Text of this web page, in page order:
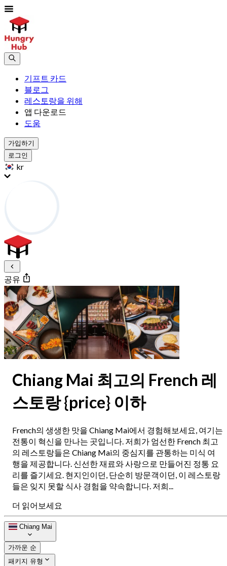
기프트 카드
블로그
레스토랑을 위해
앱 다운로드
도움
가입하기
로그인
kr
공유
Chiang Mai 최고의 French 레
스토랑 {price} 이하
French의 생생한 맛을 Chiang Mai에서 경험해보세요, 여기는
전통이 혁신을 만나는 곳입니다. 저희가 엄선한 French 최고
의 레스토랑들은 Chiang Mai의 중심지를 관통하는 미식 여
행을 제공합니다. 신선한 재료와 사랑으로 만들어진 정통 요
리를 즐기세요. 현지인이던, 단순히 방문객이던, 이 레스토랑
들은 잊지 못할 식사 경험을 약속합니다. 저희...
더 읽어보세요
Chiang Mai
가까운 순
패키지 유형